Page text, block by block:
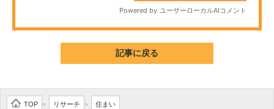
AI活用のいまが分かる
経営リーダーのコミュニティ
記事に戻る
TOP > リサーチ > 住まい